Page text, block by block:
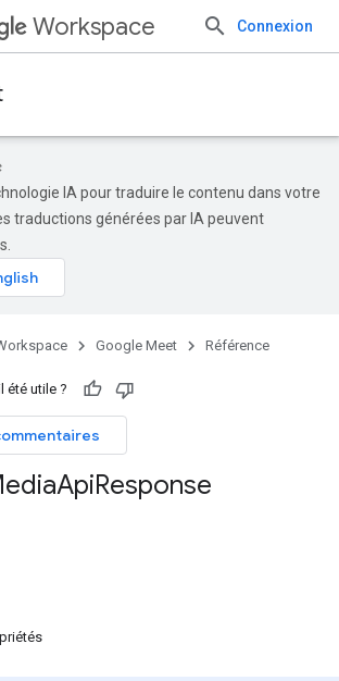
Workspace Connexion
IA pour traduire le contenu dans votre
traductions générées par IA peuvent
Google Meet Référence
été utile ?
ApiResponse